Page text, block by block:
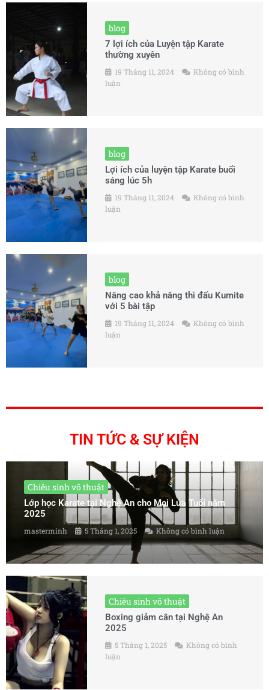
blog
7 lợi ích của Luyện tập Karate
thường xuyên
19 Tháng 11, 2024
Không có bình
luận
blog
Lợi ích của luyện tập Karate buổi
sáng lúc 5h
19 Tháng 11, 2024
Không có bình
luận
blog
Nâng cao khả năng thì đấu Kumite
với 5 bài tập
19 Tháng 11, 2024
Không có bình
luận
TIN TỨC & SỰ KIỆN
Chiêu sinh võ thuật
Lớp học Karate tại Nghệ An cho Mọi Lứa Tuổi năm
2025
masterminh 5 Tháng 1, 2025 Không có bình luận
Chiêu sinh võ thuật
Boxing giảm cân tại Nghệ An
2025
5 Tháng 1, 2025
Không có bình
luận